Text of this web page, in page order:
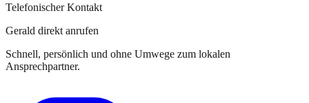
Telefonischer Kontakt
Gerald direkt anrufen
Schnell, persönlich und ohne Umwege zum lokalen
Ansprechpartner.